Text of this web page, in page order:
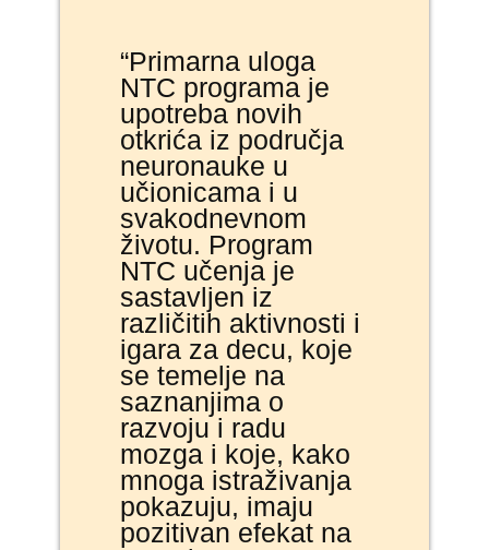
“Primarna uloga
NTC programa je
upotreba novih
otkrića iz područja
neuronauke u
učionicama i u
svakodnevnom
životu. Program
NTC učenja je
sastavljen iz
različitih aktivnosti i
igara za decu, koje
se temelje na
saznanjima o
razvoju i radu
mozga i koje, kako
mnoga istraživanja
pokazuju, imaju
pozitivan efekat na